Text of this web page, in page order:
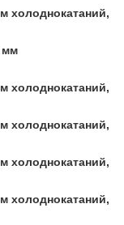
холоднокатаний,
мм
холоднокатаний,
холоднокатаний,
холоднокатаний,
холоднокатаний,